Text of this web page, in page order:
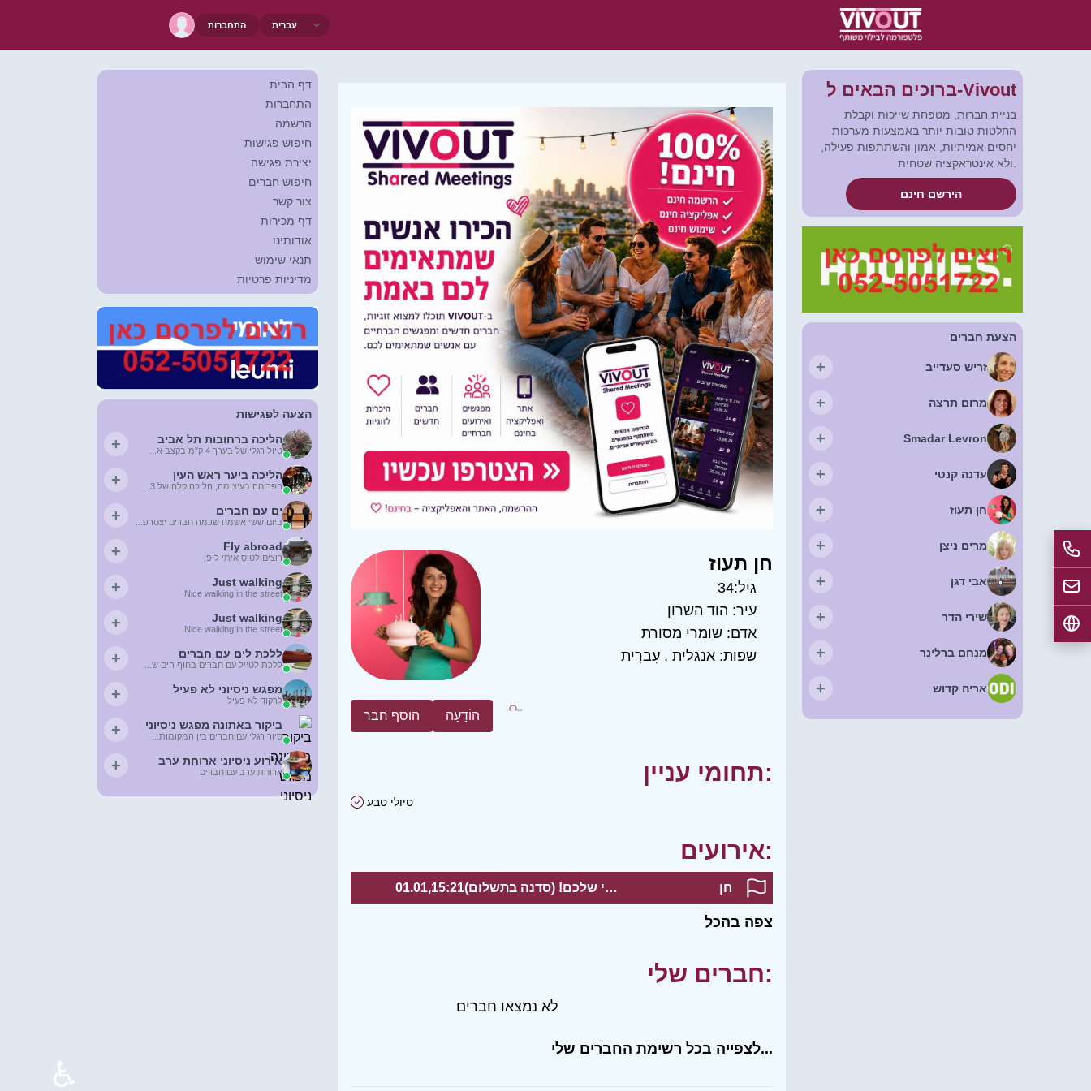
התחברות
דף הבית
התחברות
הרשמה
חיפוש פגישות
יצירת פגישה
חיפוש חברים
צור קשר
דף מכירות
אודותינו
תנאי שימוש
מדיניות פרטיות
הצעה לפגישות
הליכה ברחובות תל אביב
טיול רגלי של בערך 4 ק"מ בקצב א... +
הליכה ביער ראש העין
הפריחה בעיצומה, הליכה קלה של 3... +
ים עם חברים
ביום ששי אשמח שכמה חברים יצטרפ... +
Fly abroad
רוצים לטוס איתי ליפן +
Just walking
Nice walking in the street
+
Just walking
Nice walking in the street
+
ללכת לים עם חברים
ללכת לטייל עם חברים בחוף הים ש... +
מפגש ניסיוני לא פעיל
לרקוד לא פעיל +
ביקור באתונה מפגש ניסיוני
סיור רגלי עם חברים בין המקומות... +
אירוע ניסיוני ארוחת ערב
ארוחת ערב עם חברים +
חן תעוז
גיל:34
עיר: הוד השרון
אדם: שומרי מסורת
שפות: אנגלית , עִברִית
הוסף חבר הוֹדָעָה
תחומי עניין:
טיולי טבע
אירועים:
01.01,15:21 סדנת עיצוב מנורה עם הטאץ' האישי שלכם! (סדנה בתשלום) חן
צפה בהכל
חברים שלי:
לא נמצאו חברים
לצפייה בכל רשימת החברים שלי...
ברוכים הבאים ל-Vivout
בניית חברות, מטפחת שייכות וקבלת
החלטות טובות יותר באמצעות מערכות
יחסים אמיתיות, אמון והשתתפות פעילה,
הירשם חינם
הצעת חברים
זריש סעדייב +
מרום תרצה +
Smadar Levron
+
עדנה קנטי +
חן תעוז +
מרים ניצן +
אבי דגן +
שירי הדר +
מנחם ברלינר +
אריה קדוש +
♿